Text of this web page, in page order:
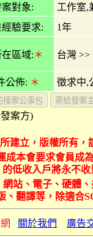
對象:
工作室,
驗要求:
1年
區域:＊ 台灣 >>
公佈: ＊ 徵求中,
案方)
建立，版權所有
成本會要求會員
的低收入戶將永不收
站、電子、硬體
、翻譯等，除適合
網 關於我們 廣告